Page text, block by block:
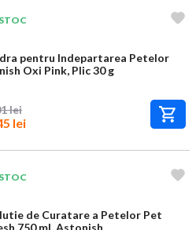
pentru Indepartarea Petelor
Oxi Pink, Plic 30 g
lei
lei
de Curatare a Petelor Pet